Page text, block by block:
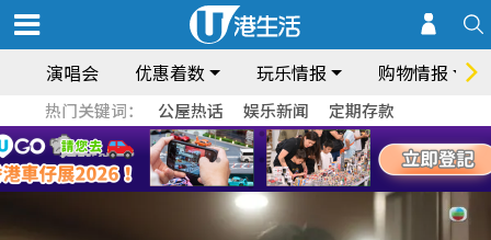
演唱会 优惠着数 玩乐情报 购物情报
热门关键词： 公屋热话 娱乐新闻 定期存款